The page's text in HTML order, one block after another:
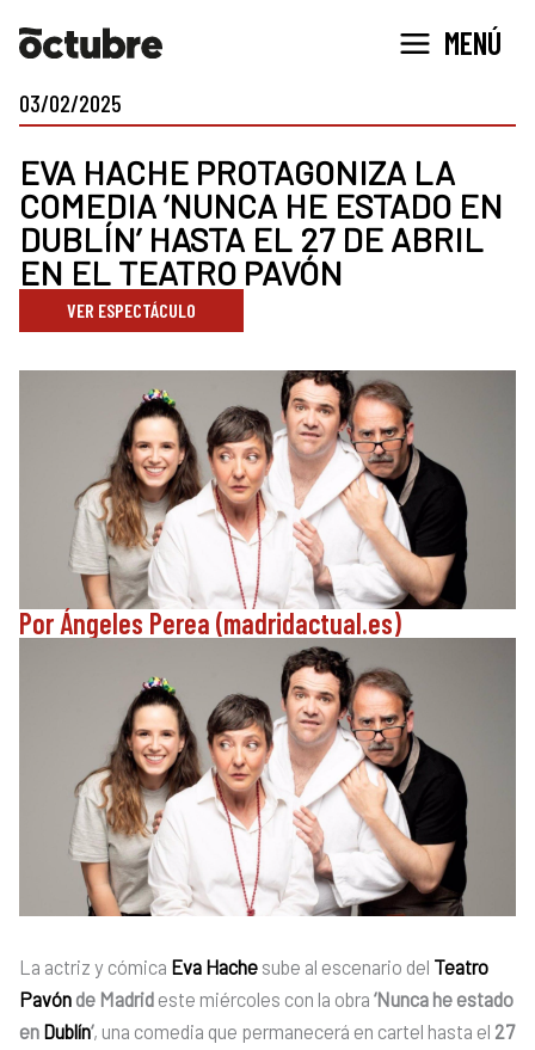
MENÚ
03/02/2025
EVA HACHE PROTAGONIZA LA
COMEDIA ‘NUNCA HE ESTADO EN
DUBLÍN’ HASTA EL 27 DE ABRIL
EN EL TEATRO PAVÓN
VER ESPECTÁCULO
Por Ángeles Perea (madridactual.es)
La actriz y cómica Eva Hache sube al escenario del Teatro
Pavón de Madrid este miércoles con la obra ‘Nunca he estado
en Dublín‘, una comedia que permanecerá en cartel hasta el 27